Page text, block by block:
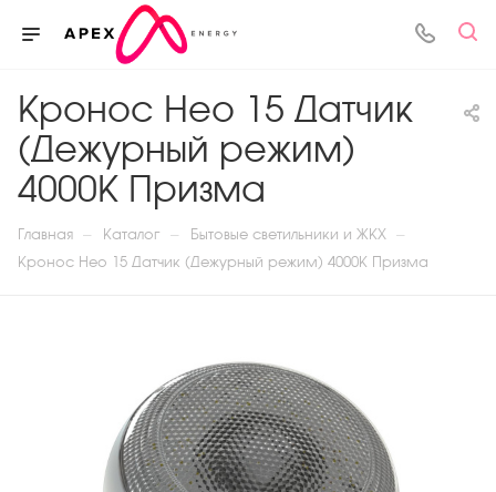
Кронос Нео 15 Датчик
(Дежурный режим)
4000К Призма
Главная — Каталог — Бытовые светильники и ЖКХ —
Кронос Нео 15 Датчик (Дежурный режим) 4000К Призма